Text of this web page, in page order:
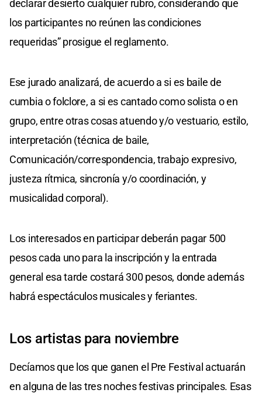
declarar desierto cualquier rubro, considerando que
los participantes no reúnen las condiciones
requeridas” prosigue el reglamento.
Ese jurado analizará, de acuerdo a si es baile de
cumbia o folclore, a si es cantado como solista o en
grupo, entre otras cosas atuendo y/o vestuario, estilo,
interpretación (técnica de baile,
Comunicación/correspondencia, trabajo expresivo,
justeza rítmica, sincronía y/o coordinación, y
musicalidad corporal).
Los interesados en participar deberán pagar 500
pesos cada uno para la inscripción y la entrada
general esa tarde costará 300 pesos, donde además
habrá espectáculos musicales y feriantes.
Los artistas para noviembre
Decíamos que los que ganen el Pre Festival actuarán
en alguna de las tres noches festivas principales. Esas